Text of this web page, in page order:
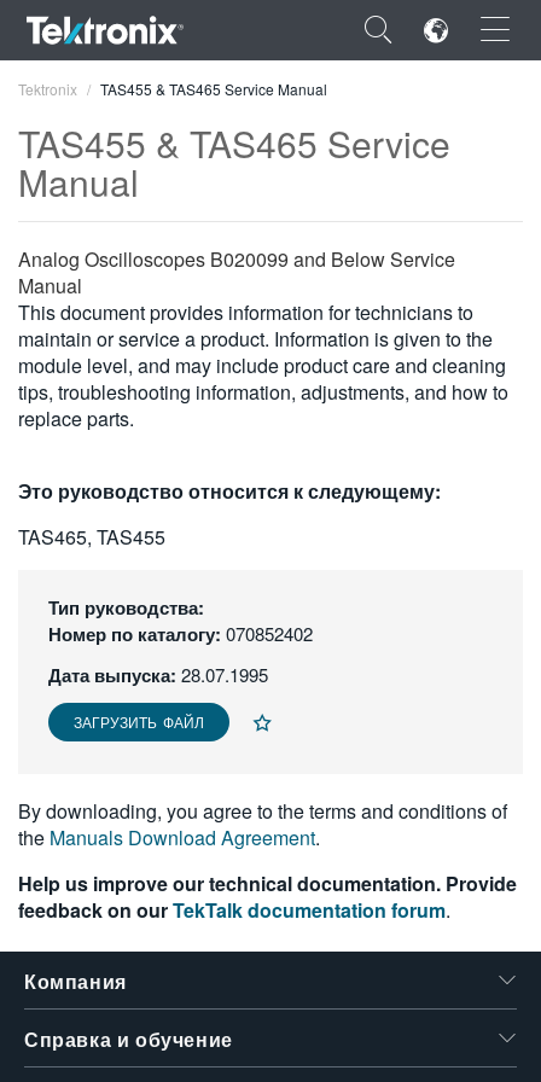
×
DEUTSCH
VIỆT NAM
简体中文
Tektronix TAS455 & TAS465 Service Manual
TAS455 & TAS465 Service
Manual
Analog Oscilloscopes B020099 and Below Service
Manual
This document provides information for technicians to
maintain or service a product. Information is given to the
module level, and may include product care and cleaning
tips, troubleshooting information, adjustments, and how to
replace parts.
Это руководство относится к следующему:
TAS465, TAS455
Тип руководства:
Номер по каталогу: 070852402
Дата выпуска: 28.07.1995
ЗАГРУЗИТЬ ФАЙЛ
By downloading, you agree to the terms and conditions of
the Manuals Download Agreement.
Help us improve our technical documentation. Provide
feedback on ourTekTalk documentation forum.
Компания
Справка и обучение